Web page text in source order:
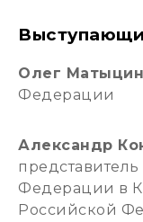
Олег Матыцин
Федерации
Александр
Федерации в
Российской